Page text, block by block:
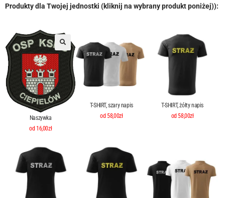
Produkty dla Twojej jednostki (kliknij na wybrany produkt poniżej)):
Naszywka
od 16,00zł
T-SHIRT, szary napis
od 58,00zł
T-SHIRT, żółty napis
od 58,00zł